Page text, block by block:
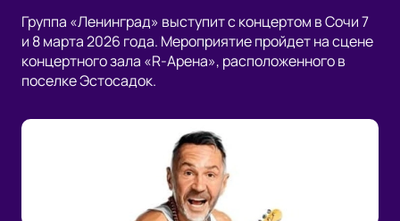
Группа «Ленинград» выступит с концертом в Сочи 7
и 8 марта 2026 года. Мероприятие пройдет на сцене
концертного зала «R-Арена», расположенного в
поселке Эстосадок.